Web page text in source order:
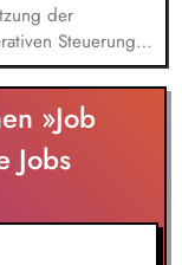
der
Steuerung
und
die fachliche
Teams sowie die
in
der
Institutionen
»Job
Jobs